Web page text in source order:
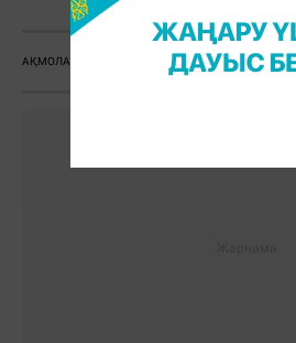
АҚМОЛА ОБЛЫСЫ НАЙЗАҒАЙ ОҚЫС ОҚИҒА